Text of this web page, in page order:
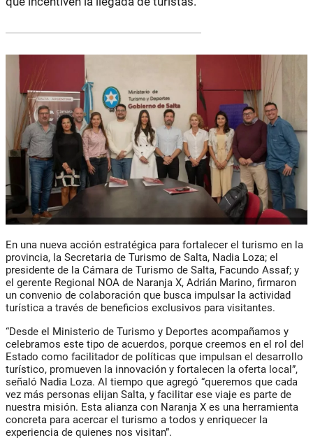
En una nueva acción estratégica para fortalecer el turismo en la
provincia, la Secretaria de Turismo de Salta, Nadia Loza; el
presidente de la Cámara de Turismo de Salta, Facundo Assaf; y
el gerente Regional NOA de Naranja X, Adrián Marino, firmaron
un convenio de colaboración que busca impulsar la actividad
turística a través de beneficios exclusivos para visitantes.
“Desde el Ministerio de Turismo y Deportes acompañamos y
celebramos este tipo de acuerdos, porque creemos en el rol del
Estado como facilitador de políticas que impulsan el desarrollo
turístico, promueven la innovación y fortalecen la oferta local”,
señaló Nadia Loza. Al tiempo que agregó “queremos que cada
vez más personas elijan Salta, y facilitar ese viaje es parte de
nuestra misión. Esta alianza con Naranja X es una herramienta
concreta para acercar el turismo a todos y enriquecer la
experiencia de quienes nos visitan”.